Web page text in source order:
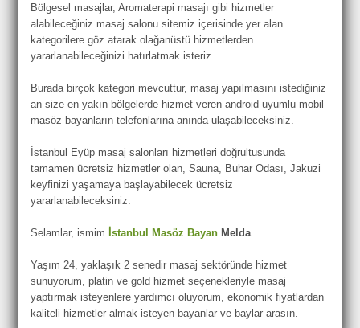
Bölgesel masajlar, Aromaterapi masajı gibi hizmetler
alabileceğiniz masaj salonu sitemiz içerisinde yer alan
kategorilere göz atarak olağanüstü hizmetlerden
yararlanabileceğinizi hatırlatmak isteriz.
Burada birçok kategori mevcuttur, masaj yapılmasını istediğiniz
an size en yakın bölgelerde hizmet veren android uyumlu mobil
masöz bayanların telefonlarına anında ulaşabileceksiniz.
İstanbul Eyüp masaj salonları hizmetleri doğrultusunda
tamamen ücretsiz hizmetler olan, Sauna, Buhar Odası, Jakuzi
keyfinizi yaşamaya başlayabilecek ücretsiz
yararlanabileceksiniz.
Selamlar, ismimİstanbul Masöz Bayan Melda
Yaşım 24, yaklaşık 2 senedir masaj sektöründe hizmet
sunuyorum, platin ve gold hizmet seçenekleriyle masaj
yaptırmak isteyenlere yardımcı oluyorum, ekonomik fiyatlardan
kaliteli hizmetler almak isteyen bayanlar ve baylar arasın.